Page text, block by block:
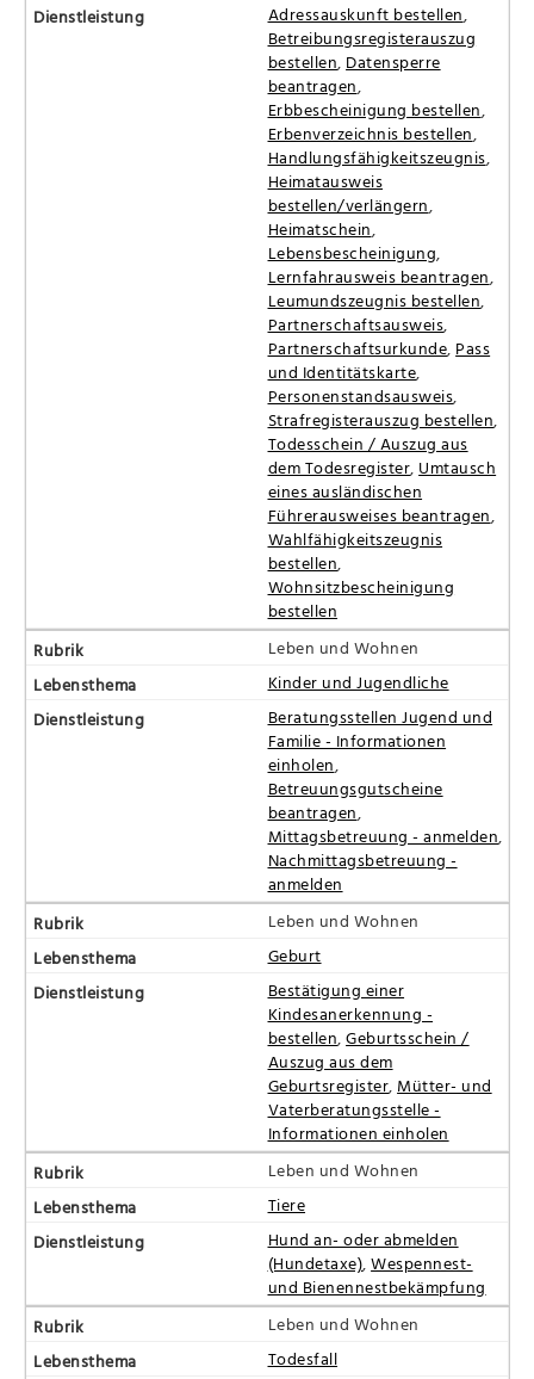
Adressauskunft bestellen,
Betreibungsregisterauszug
bestellen, Datensperre
beantragen,
Erbbescheinigung bestellen,
Erbenverzeichnis bestellen,
Handlungsfähigkeitszeugnis,
Heimatausweis
bestellen/verlängern,
Heimatschein,
Lebensbescheinigung,
Lernfahrausweis beantragen,
Leumundszeugnis bestellen,
Partnerschaftsausweis,
Partnerschaftsurkunde, Pass
und Identitätskarte,
Personenstandsausweis,
Strafregisterauszug bestellen,
Todesschein / Auszug aus
dem Todesregister, Umtausch
eines ausländischen
Führerausweises beantragen,
Wahlfähigkeitszeugnis
bestellen,
Wohnsitzbescheinigung
bestellen
Leben und Wohnen
Kinder und Jugendliche
Beratungsstellen Jugend und
Familie - Informationen
einholen,
Betreuungsgutscheine
beantragen,
Mittagsbetreuung - anmelden,
Nachmittagsbetreuung -
anmelden
Leben und Wohnen
Geburt
Bestätigung einer
Kindesanerkennung -
bestellen,Geburtsschein /
Auszug aus dem
Geburtsregister, Mütter- und
Vaterberatungsstelle -
Informationen einholen
Leben und Wohnen
Tiere
Hund an- oder abmelden
(Hundetaxe),Wespennest-
und Bienennestbekämpfung
Leben und Wohnen
Todesfall